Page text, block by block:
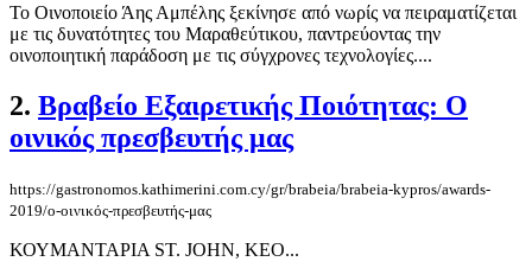
Το Οινοποιείο Άης Αμπέλης ξεκίνησε από νωρίς να πειραματίζεται
με τις δυνατότητες του Μαραθεύτικου, παντρεύοντας την
οινοποιητική παράδοση με τις σύγχρονες τεχνολογίες....
2. Βραβείο Εξαιρετικής Ποιότητας: Ο
οινικός πρεσβευτής μας
https://gastronomos.kathimerini.com.cy/gr/brabeia/brabeia-kypros/awards-
2019/ο-οινικός-πρεσβευτής-μας
ΚΟΥΜΑΝΤΑΡΙΑ ST. JOHN, KEO...